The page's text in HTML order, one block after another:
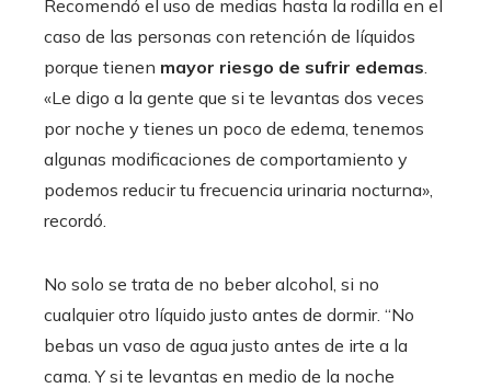
Recomendó el uso de medias hasta la rodilla en el
caso de las personas con retención de líquidos
porque tienen mayor riesgo de sufrir edemas
«Le digo a la gente que si te levantas dos veces
por noche y tienes un poco de edema, tenemos
algunas modificaciones de comportamiento y
podemos reducir tu frecuencia urinaria nocturna»,
recordó.
No solo se trata de no beber alcohol, si no
cualquier otro líquido justo antes de dormir. “No
bebas un vaso de agua justo antes de irte a la
cama. Y si te levantas en medio de la noche